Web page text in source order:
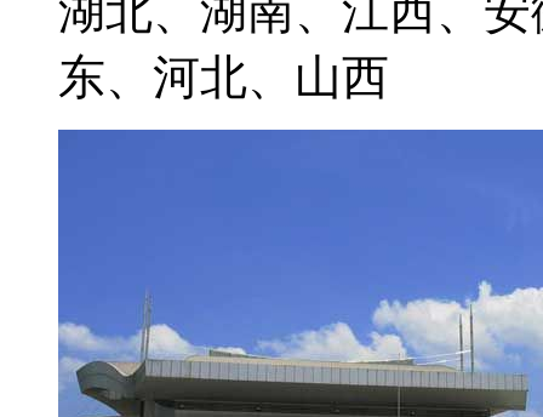
湖北、湖南、江西、
东、河北、山西